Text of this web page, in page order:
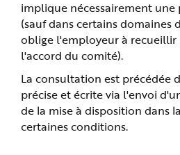
implique nécessairement une
(sauf dans certains domaines
oblige l'employeur à recueillir
l'accord du comité).
La consultation est précédée
précise et écrite via l'envoi
de la mise à disposition dans
certaines conditions.